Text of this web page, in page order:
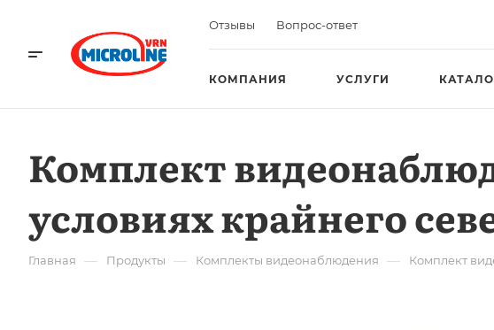
Отзывы Вопрос-ответ
КОМПАНИЯ УСЛУГИ
Комплект
условиях крайнего
Главная — Продукты — Комплекты видеонаблюдения — Комплект